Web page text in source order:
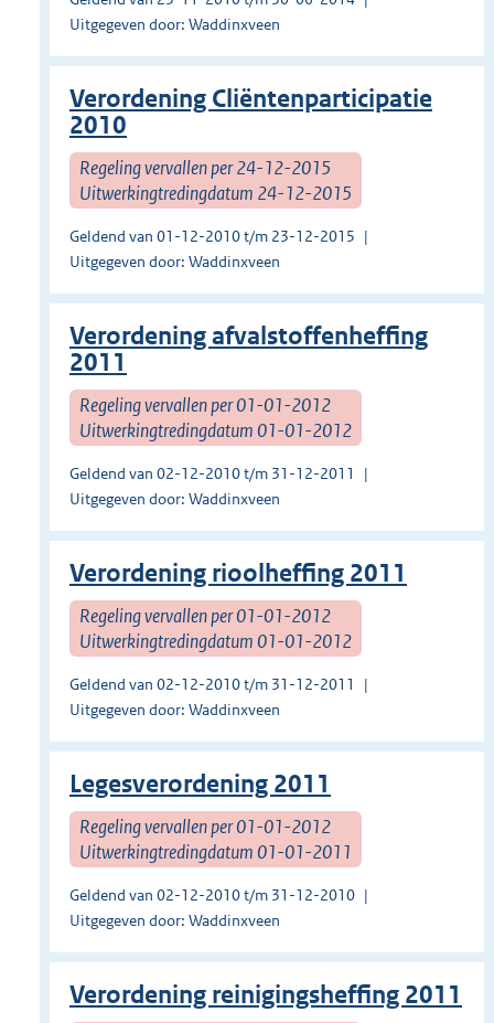
Uitgegeven door: Waddinxveen
Verordening Cliëntenparticipatie
2010
Regeling vervallen per 24-12-2015
Uitwerkingtredingdatum 24-12-2015
Geldend van 01-12-2010 t/m 23-12-2015
Uitgegeven door: Waddinxveen
Verordening afvalstoffenheffing
2011
Regeling vervallen per 01-01-2012
Uitwerkingtredingdatum 01-01-2012
Geldend van 02-12-2010 t/m 31-12-2011
Uitgegeven door: Waddinxveen
Verordening rioolheffing 2011
Regeling vervallen per 01-01-2012
Uitwerkingtredingdatum 01-01-2012
Geldend van 02-12-2010 t/m 31-12-2011
Uitgegeven door: Waddinxveen
Legesverordening 2011
Regeling vervallen per 01-01-2012
Uitwerkingtredingdatum 01-01-2011
Geldend van 02-12-2010 t/m 31-12-2010
Uitgegeven door: Waddinxveen
Verordening reinigingsheffing 2011